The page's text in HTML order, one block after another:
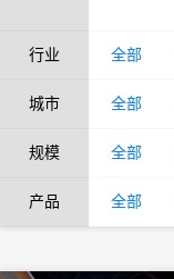
行业 全部
城市 全部
规模 全部
产品 全部